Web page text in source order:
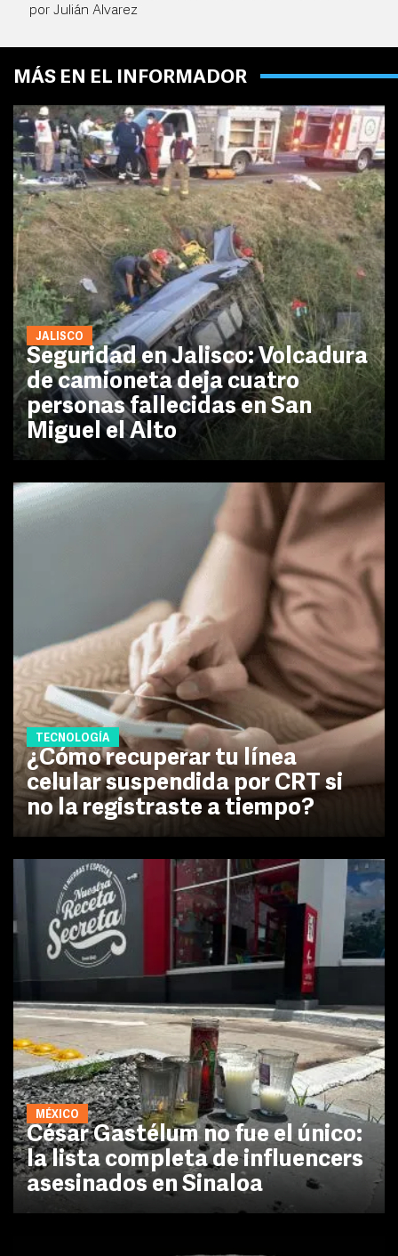
por Julián Alvarez
MÁS EN EL INFORMADOR
JALISCO
Seguridad en Jalisco: Volcadura
de camioneta deja cuatro
personas fallecidas en San
Miguel el Alto
TECNOLOGÍA
¿Cómo recuperar tu línea
celular suspendida por CRT si
no la registraste a tiempo?
MÉXICO
César Gastélum no fue el único:
la lista completa de influencers
asesinados en Sinaloa